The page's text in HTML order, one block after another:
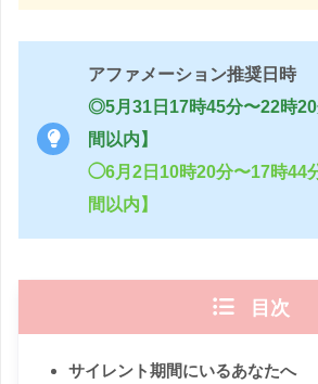
アファメーション推奨日時
◎5月31日17時45分〜22時
間以内】
◯6月2日10時20分〜17時44
間以内】
目次
サイレント期間にいるあなたへ